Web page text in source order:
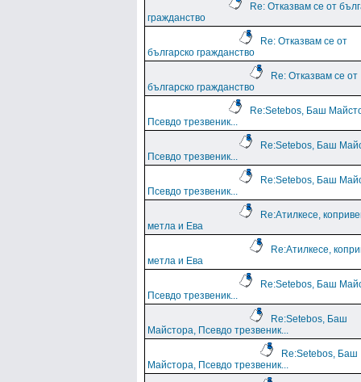
Re: Отказвам се от
гражданство
Re: Отказвам се от
българско гражданство
Re: Отказвам се от
българско гражданство
Re:Setebos, Баш
Псевдо трезвеник...
Re:Setebos, Баш
Псевдо трезвеник...
Re:Setebos, Баш
Псевдо трезвеник...
Re:Атилкесе,
метла и Ева
Re:Атилкесе,
метла и Ева
Re:Setebos, Баш
Псевдо трезвеник...
Re:Setebos, Баш
Майстора, Псевдо трезвеник...
Re:Setebos, Баш
Майстора, Псевдо трезвеник...